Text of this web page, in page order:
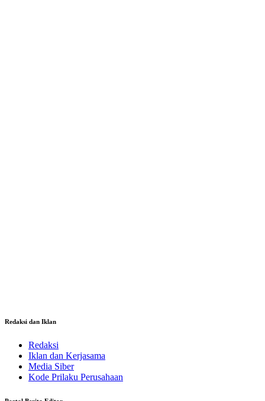
Redaksi dan Iklan
Redaksi
Iklan dan Kerjasama
Media Siber
Kode Prilaku Perusahaan